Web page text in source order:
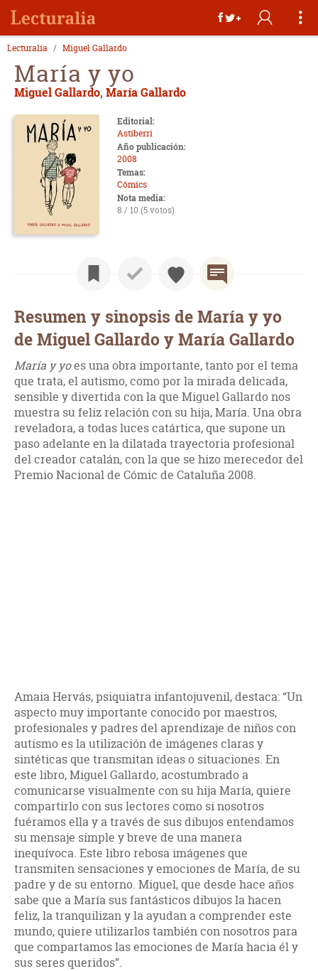
Lecturalia Miguel Gallardo
María y yo
Miguel Gallardo, María Gallardo
Editorial:
Astiberri
Año publicación:
2008
Temas:
Cómics
Nota media:
8 / 10 (5 votos)
Resumen y sinopsis de María y yo
de Miguel Gallardo y María Gallardo
María y yoes una obra importante, tanto por el tema
que trata, el autismo, como por la mirada delicada,
sensible y divertida con la que Miguel Gallardo nos
muestra su feliz relación con su hija, María. Una obra
reveladora, a todas luces catártica, que supone un
paso adelante en la dilatada trayectoria profesional
del creador catalán, con la que se hizo merecedor del
Premio Nacional de Cómic de Cataluña 2008.
Amaia Hervás, psiquiatra infantojuvenil, destaca: “Un
aspecto muy importante conocido por maestros,
profesionales y padres del aprendizaje de niños con
autismo es la utilización de imágenes claras y
sintéticas que transmitan ideas o situaciones. En
este libro, Miguel Gallardo, acostumbrado a
comunicarse visualmente con su hija María, quiere
compartirlo con sus lectores como si nosotros
fuéramos ella y a través de sus dibujos entendamos
su mensaje simple y breve de una manera
inequívoca. Este libro rebosa imágenes que
transmiten sensaciones y emociones de María, de su
padre y de su entorno. Miguel, que desde hace años
sabe que a María sus fantásticos dibujos la hacen
feliz, la tranquilizan y la ayudan a comprender este
mundo, quiere utilizarlos también con nosotros para
que compartamos las emociones de María hacia él y
sus seres queridos”.